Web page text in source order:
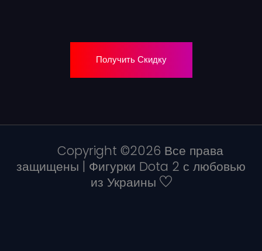
Получить Скидку
Copyright ©2026 Все права
защищены | Фигурки Dota 2 с любовью
из Украины